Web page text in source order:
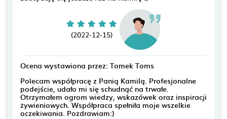
(2022-12-15)
Ocena wystawiona przez: Tomek Toms
Polecam współpracę z Panią Kamilą. Profesjonalne
podejście, udało mi się schudnąć na trwałe.
Otrzymałem ogrom wiedzy, wskazówek oraz inspiracji
żywieniowych. Współpraca spełniła moje wszelkie
oczekiwania. Pozdrawiam:)